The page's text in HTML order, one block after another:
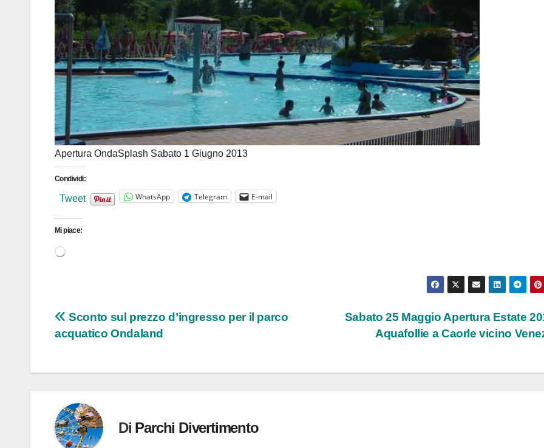
Apertura OndaSplash Sabato 1 Giugno 2013
Condividi:
Tweet WhatsApp Telegram E-mail
Mi piace:
Caricamento
Navigazione
articoli
Sabato 25 Maggio Apertura Estate
Aquafollie a Caorle vicino
Sconto sul prezzo d’ingresso per il parco
acquatico Ondaland
Di Parchi Divertimento